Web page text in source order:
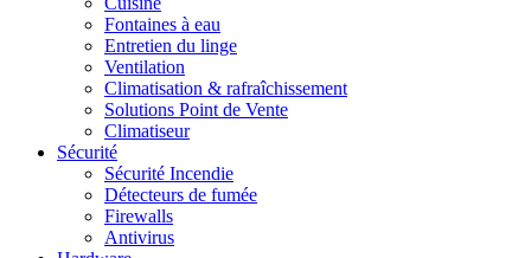
Fontaines à eau
Entretien du linge
Ventilation
Climatisation & rafraîchissement
Solutions Point de Vente
Climatiseur
Sécurité
Sécurité Incendie
Détecteurs de fumée
Firewalls
Antivirus